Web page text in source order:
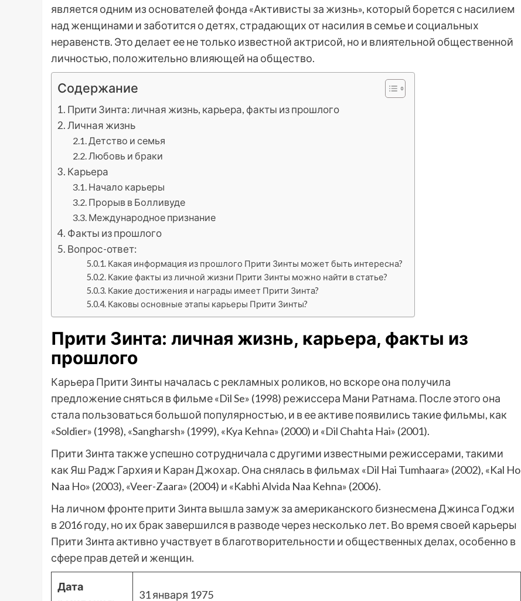
является одним из основателей фонда «Активисты за жизнь», который борется с насилием
над женщинами и заботится о детях, страдающих от насилия в семье и социальных
неравенств. Это делает ее не только известной актрисой, но и влиятельной общественной
личностью, положительно влияющей на общество.
Содержание
Прити Зинта: личная жизнь, карьера, факты из прошлого
Личная жизнь
Детство и семья
Любовь и браки
Карьера
Начало карьеры
Прорыв в Болливуде
Международное признание
Факты из прошлого
Вопрос-ответ:
Какая информация из прошлого Прити Зинты может быть интересна?
Какие факты из личной жизни Прити Зинты можно найти в статье?
Какие достижения и награды имеет Прити Зинта?
Каковы основные этапы карьеры Прити Зинты?
Прити Зинта: личная жизнь, карьера, факты из
прошлого
Карьера Прити Зинты началась с рекламных роликов, но вскоре она получила
предложение сняться в фильме «Dil Se» (1998) режиссера Мани Ратнама. После этого она
стала пользоваться большой популярностью, и в ее активе появились такие фильмы, как
«Soldier» (1998), «Sangharsh» (1999), «Kya Kehna» (2000) и «Dil Chahta Hai» (2001).
Прити Зинта также успешно сотрудничала с другими известными режиссерами, такими
как Яш Радж Гархия и Каран Джохар. Она снялась в фильмах «Dil Hai Tumhaara» (2002), «Kal Ho
Naa Ho» (2003), «Veer-Zaara» (2004) и «Kabhi Alvida Naa Kehna» (2006).
На личном фронте прити Зинта вышла замуж за американского бизнесмена Джинса Годжи
в 2016 году, но их брак завершился в разводе через несколько лет. Во время своей карьеры
Прити Зинта активно участвует в благотворительности и общественных делах, особенно в
сфере прав детей и женщин.
Дата
31 января 1975